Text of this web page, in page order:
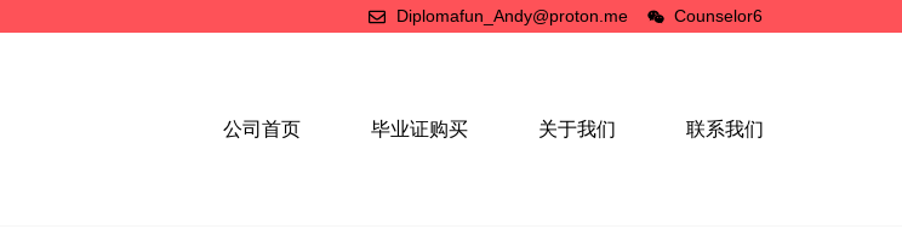
Diplomafun_Andy@proton.me Counselor6
公司首页 毕业证购买 关于我们 联系我们